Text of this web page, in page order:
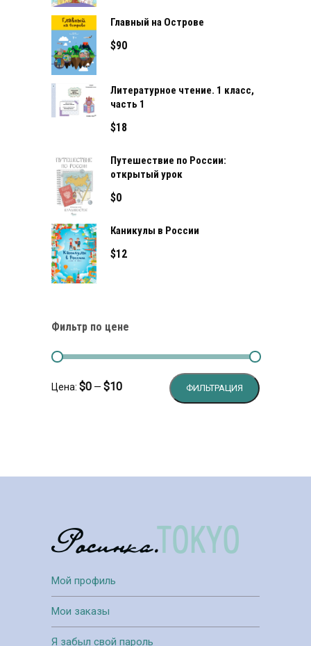
Главный на Острове
$90
Литературное чтение. 1 класс,
часть 1
$18
Путешествие по России:
открытый урок
$0
Каникулы в России
$12
Фильтр по цене
ФИЛЬТРАЦИЯ
Цена: $0 — $10
Мой профиль
Мои заказы
Я забыл свой пароль